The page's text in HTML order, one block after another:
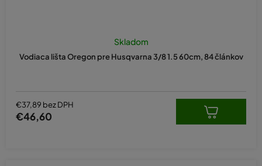
Vodiaca lišta Oregon pre Husqvarna 3/8 1.5 60cm, 84 článkov
Skladom
€37,89 bez DPH
€46,60